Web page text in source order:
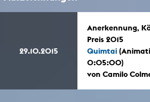
29.10.2015
Anerkennung,
Preis 2015
Quimtai
0:05:00)
von Camilo